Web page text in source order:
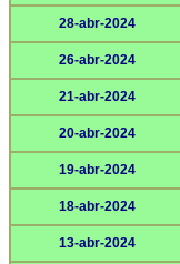
28-abr-2024
26-abr-2024
21-abr-2024
20-abr-2024
19-abr-2024
18-abr-2024
13-abr-2024